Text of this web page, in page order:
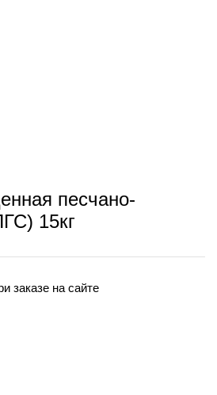
песчано-
15кг
заказе на сайте